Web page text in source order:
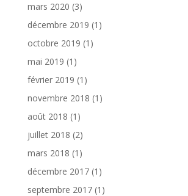
mars 2020 (3)
décembre 2019 (1)
octobre 2019 (1)
mai 2019 (1)
février 2019 (1)
novembre 2018 (1)
août 2018 (1)
juillet 2018 (2)
mars 2018 (1)
décembre 2017(1)
septembre 2017(1)